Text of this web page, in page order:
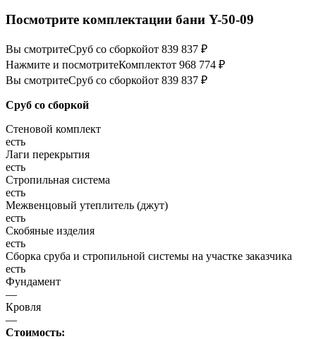
Посмотрите комплектации бани Y-50-09
Вы смотритеСруб со сборкойот 839 837 ₽
Нажмите и посмотритеКомплектот 968 774 ₽
Вы смотритеСруб со сборкойот 839 837 ₽
Сруб со сборкой
Стеновой комплект
есть
Лаги перекрытия
есть
Стропильная система
есть
Межвенцовый утеплитель (джут)
есть
Скобяные изделия
есть
Сборка сруба и стропильной системы на участке заказчика
есть
Фундамент
—
Кровля
—
Стоимость: